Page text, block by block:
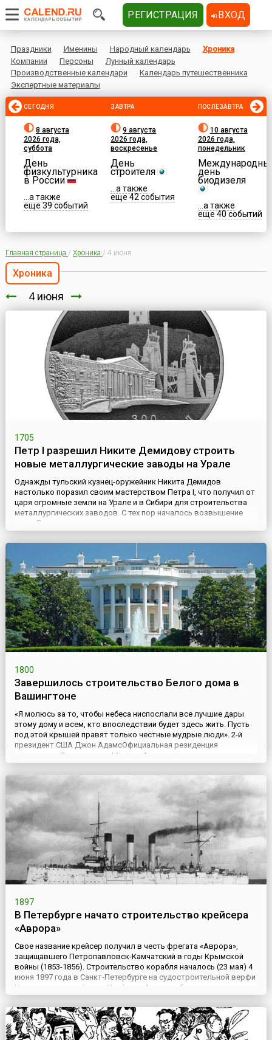
Праздники Именины Народный календарь
Хроника
Компании
Персоны
Лунный календарь
Производственные календари
Календарь путешественника
Экспертные материалы
СЕГОДНЯ
8 августа
2026 года,
суббота
День
физкультурника
в России
...а также
еще 39 событий
ЗАВТРА
9 августа
2026 года,
воскресенье
День
строителя
...а также
еще 42 события
ПОСЛЕЗАВТРА
10 августа
2026 года,
понедельник
день
биодизеля
...а также
еще 40 событий
Главная страница / Хроника / 4 июня
Хроника
4 июня
1705
Петр I разрешил Никите Демидову строить
новые металлургические заводы на Урале
Однажды тульский кузнец-оружейник Никита Демидов
настолько поразил своим мастерством Петра I, что получил от
царя огромные земли на Урале и в Сибири для строительства
металлургических заводов. С тех пор началось возвышение
рода Демидовых – известных горнозаводчиков и
землевладельцев.В 1696 году Никита Демидов построил под
Тулой «вододействующий» чугуноплавильный завод. По указу
1800
Завершилось строительство Белого дома в
Вашингтоне
«Я молюсь за то, чтобы небеса ниспослали все лучшие дары
этому дому и всем, кто впоследствии будет здесь жить. Пусть
под этой крышей правят только честные мудрые люди». 2-й
президент США Джон АдамсОфициальная резиденция
президента Соединенных Штатов Америки расположена в
самом центре Вашингтона — на Пенсильвания-авеню, 1600 (англ.
1600 Pennsylvania Avenue, Washington, D.C. 20500). Здание был...
1897
В Петербурге начато строительство крейсера
«Аврора»
Свое название крейсер получил в честь фрегата «Аврора»,
защищавшего Петропавловск-Камчатский в годы Крымской
войны (1853-1856). Строительство корабля началось (23 мая) 4
июня 1897 года в Санкт-Петербурге на судостроительной верфи
Новое адмиралтейство. Крейсер «Аврора» был спущен на воду
в мае 1900 года, а в июле 1903 года вступил в строй боевых
кораблей флота России. В период русско-японской в...
РЕГИСТРАЦИЯ ВХОД